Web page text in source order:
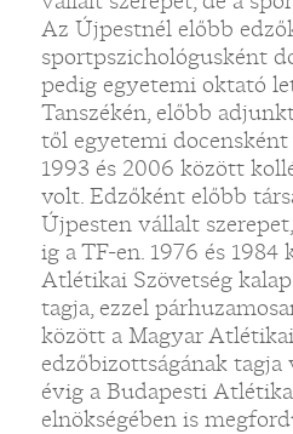
Az Újpestnél előbb
sportpszichológusként
pedig egyetemi oktató
Tanszékén, előbb
től egyetemi
1993 és 2006 között
volt. Edzőként előbb
Újpesten vállalt
ig a TF-en. 1976 és
Atlétikai Szövetség
tagja, ezzel
között a Magyar
edzőbizottságának tagja
évig a Budapesti
elnökségében is